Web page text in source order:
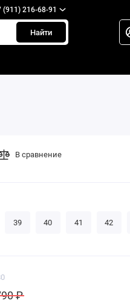
(911) 216-68-91
Найти
₽
В сравнение
39 40 41 42